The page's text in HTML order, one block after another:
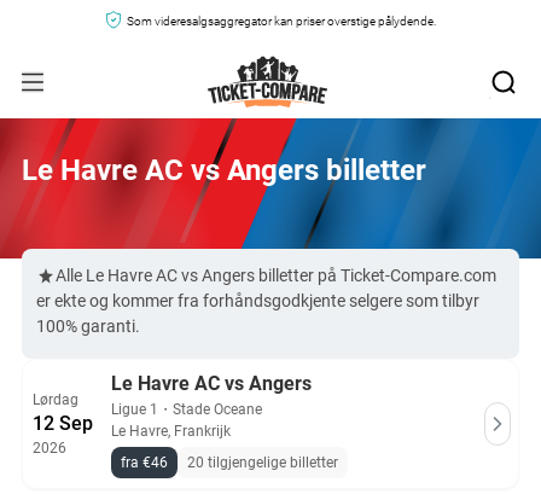
Som videresalgsaggregator kan priser overstige pålydende.
Le Havre AC vs Angers billetter
Alle Le Havre AC vs Angers billetter på Ticket-Compare.com
er ekte og kommer fra forhåndsgodkjente selgere som tilbyr
100% garanti.
Lørdag
12 Sep
2026
Le Havre AC vs Angers
Ligue 1 ・ Stade Oceane
Le Havre, Frankrijk
fra €46
20 tilgjengelige billetter